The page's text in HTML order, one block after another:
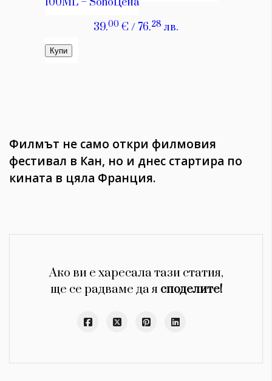
Филмът не само откри филмовия
фестивал в Кан, но и днес стартира по
кината в цяла Франция.
Ако ви е харесала тази статия,
ще се радваме да я споделите!